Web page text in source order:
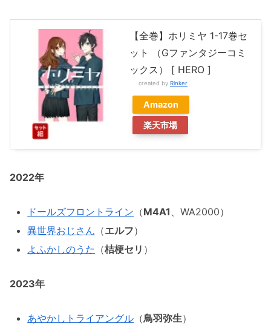
【全巻】ホリミヤ 1-17巻セ
ット （Gファンタジーコミ
ックス） [ HERO ]
created by Rinker
Amazon
楽天市場
2022年
ドールズフロントライン （M4A1
、WA2000）
異世界おじさん （エルフ）
よふかしのうた （桔梗セリ ）
2023年
あやかしトライアングル （鳥羽弥生）